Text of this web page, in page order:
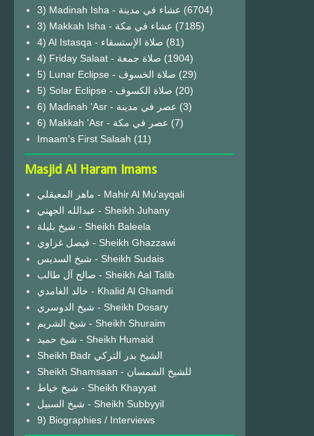
3) Madinah Isha - عشاء في مدينة (6704)
3) Makkah Isha - عشاء في مكة (7185)
4) Al Istasqa - صلاة الإستسقاء (81)
4) Friday Salaat - صلاة جمعة (1904)
5) Lunar Eclipse - صلاة الخسوف (29)
(20)
6) Madinah 'Asr - عصر في مدينة (3)
6) Makkah 'Asr - عصر في مكة (7)
Imaam's First Salaah (11)
Masjid Al Haram Imams
ماهر المعيقلي - Mahir Al Mu'ayqali
عبدالله الجهني - Sheikh Juhany
شيخ بليلة - Sheikh Baleela
فيصل غزاوي - Sheikh Ghazzawi
شيخ السديس - Sheikh Sudais
صالح آل طالب - Sheikh Aal Talib
خالد الغامدي - Khalid Al Ghamdi
شيخ الدوسري - Sheikh Dosary
شيخ الشريم - Sheikh Shuraim
شيخ حميد - Sheikh Humaid
Sheikh Badr الشيخ بدر التركي
Sheikh Shamsaan - للشيخ الشمسان
شيخ خياط - Sheikh Khayyat
شيخ السبيل - Sheikh Subbyyil
9) Biographies / Interviews